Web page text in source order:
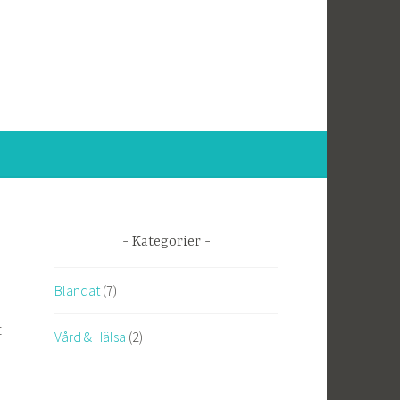
Kategorier
Blandat (7)
Vård & Hälsa (2)